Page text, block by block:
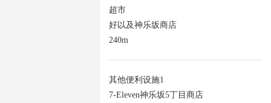
超市
好以及神乐坂商店
240m
其他便利设施1
7-Eleven神乐坂5丁目商店